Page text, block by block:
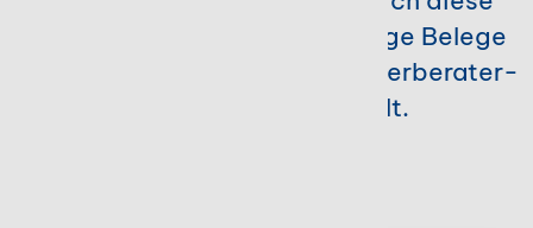
Verknüpfung werden wichtige Belege
und Daten direkt an Ihre Steuerberater-
Software übermittelt.